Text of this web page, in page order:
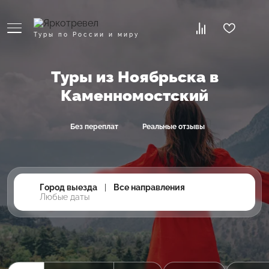
Туры по России и миру
Туры из Ноябрьска в
Каменномостский
Без переплат Реальные отзывы
Город выезда
Все направления
Любые даты